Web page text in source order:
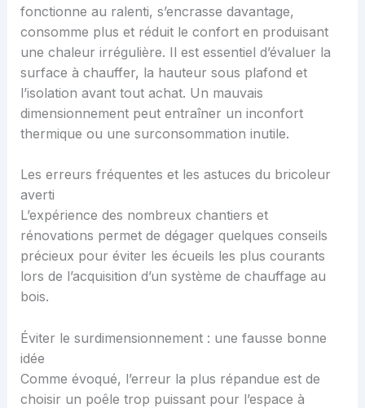
fonctionne au ralenti, s’encrasse davantage,
consomme plus et réduit le confort en produisant
une chaleur irrégulière. Il est essentiel d’évaluer la
surface à chauffer, la hauteur sous plafond et
l’isolation avant tout achat. Un mauvais
dimensionnement peut entraîner un inconfort
thermique ou une surconsommation inutile.
Les erreurs fréquentes et les astuces du bricoleur
averti
L’expérience des nombreux chantiers et
rénovations permet de dégager quelques conseils
précieux pour éviter les écueils les plus courants
lors de l’acquisition d’un système de chauffage au
bois.
Éviter le surdimensionnement : une fausse bonne
idée
Comme évoqué, l’erreur la plus répandue est de
choisir un poêle trop puissant pour l’espace à